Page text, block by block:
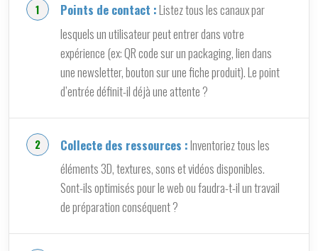
Points de contact :Listez tous les canaux par
lesquels un utilisateur peut entrer dans votre
expérience (ex: QR code sur un packaging, lien dans
une newsletter, bouton sur une fiche produit). Le point
d’entrée définit-il déjà une attente ?
Collecte des ressources :Inventoriez tous les
éléments 3D, textures, sons et vidéos disponibles.
Sont-ils optimisés pour le web ou faudra-t-il un travail
de préparation conséquent ?